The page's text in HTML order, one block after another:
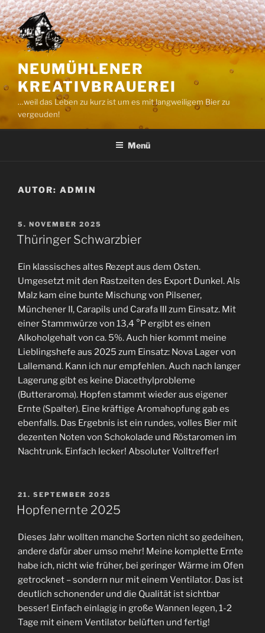
Zum
Inhalt
springen
NEUMÜHLENER
KREATIVBRAUEREI
…weil das Leben zu kurz ist um es mit langweiligem Bier zu
vergeuden!
Menü
AUTOR: ADMIN
VERÖFFENTLICHT
AM
5. NOVEMBER 2025
Thüringer Schwarzbier
Ein klassisches altes Rezept aus dem Osten.
Umgesetzt mit den Rastzeiten des Export Dunkel. Als
Malz kam eine bunte Mischung von Pilsener,
Münchener II, Carapils und Carafa III zum Einsatz. Mit
einer Stammwürze von 13,4 °P ergibt es einen
Alkoholgehalt von ca. 5%. Auch hier kommt meine
Lieblingshefe aus 2025 zum Einsatz: Nova Lager von
Lallemand. Kann ich nur empfehlen. Auch nach langer
Lagerung gibt es keine Diacethylprobleme
(Butteraroma). Hopfen stammt wieder aus eigener
Ernte (Spalter). Eine kräftige Aromahopfung gab es
ebenfalls. Das Ergebnis ist ein rundes, volles Bier mit
dezenten Noten von Schokolade und Röstaromen im
Nachtrunk. Einfach lecker! Absoluter Volltreffer!
VERÖFFENTLICHT
AM
21. SEPTEMBER 2025
Hopfenernte 2025
Dieses Jahr wollten manche Sorten nicht so gedeihen,
andere dafür aber umso mehr! Meine komplette Ernte
habe ich, nicht wie früher, bei geringer Wärme im Ofen
getrocknet – sondern nur mit einem Ventilator. Das ist
deutlich schonender und die Qualität ist sichtbar
besser! Einfach einlagig in große Wannen legen, 1-2
Tage mit einem Ventilator belüften und fertig!